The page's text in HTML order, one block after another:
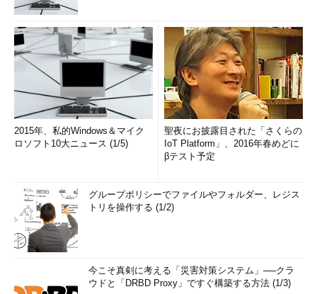
2015年、私的Windows＆マイク
ロソフト10大ニュース (1/5)
聖夜にお披露目された「さくらの
IoT Platform」、2016年春めどに
βテスト予定
グループポリシーでファイルやフォルダー、レジス
トリを操作する (1/2)
今こそ真剣に考える「災害対策システム」──クラ
ウドと「DRBD Proxy」ですぐ構築する方法 (1/3)